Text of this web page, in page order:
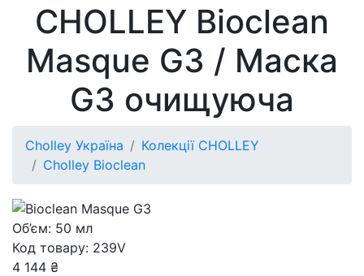
CHOLLEY Bioclean
Masque G3 / Маска
G3 очищуюча
Cholley Україна
Колекції CHOLLEY
Cholley Bioclean
Об’єм: 50 мл
Код товару: 239V
4 144 ₴